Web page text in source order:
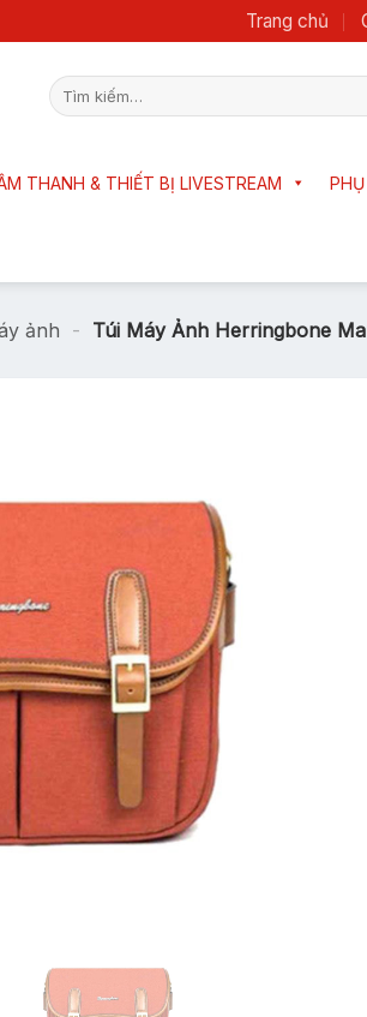
Trang chủ
Tìm
kiếm:
THANH & THIẾT BỊ LIVESTREAM PHỤ
ảnh - Túi Máy Ảnh Herringbone